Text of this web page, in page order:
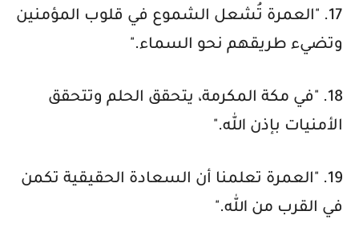
17. "العمرة تُشعل الشموع في قلوب المؤمنين
وتضيء طريقهم نحو السماء."
18. "في مكة المكرمة، يتحقق الحلم وتتحقق
الأمنيات بإذن الله."
19. "العمرة تعلمنا أن السعادة الحقيقية تكمن
في القرب من الله."